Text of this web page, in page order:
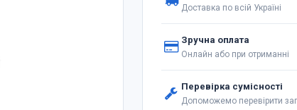
Доставка по всій Україні
Зручна оплата
Онлайн або при отриманні
Перевірка сумісності
Допоможемо перевірити